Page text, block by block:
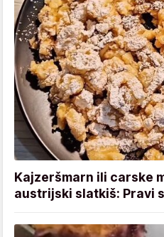
Kajzeršmarn ili carske
austrijski slatkiš: Pravi